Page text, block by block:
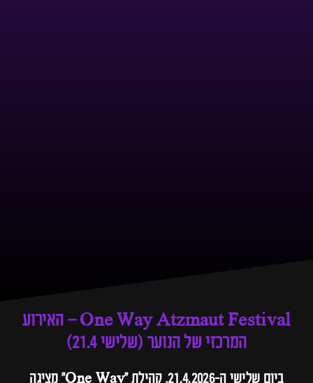
One Way Atzmaut Festival – האירוע
המרכזי של הנוער (שלישי 21.4)
ביום שלישי ה-21.4.2026, קהילת "One Way" מציגה